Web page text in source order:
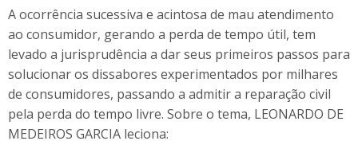
A ocorrência sucessiva e acintosa de mau atendimento
ao consumidor, gerando a perda de tempo útil, tem
levado a jurisprudência a dar seus primeiros passos para
solucionar os dissabores experimentados por milhares
de consumidores, passando a admitir a reparação civil
pela perda do tempo livre. Sobre o tema, LEONARDO DE
MEDEIROS GARCIA leciona: